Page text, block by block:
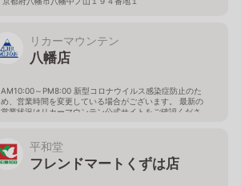
リカーマウンテン
八幡店
AM10:00～PM8:00 新型コロナウイルス感染症防止のた
め、営業時間を変更している場合がございます。 最新の
営業状況はリカーマウンテン公式サイトをご確認くださ
平和堂
フレンドマートくずは店